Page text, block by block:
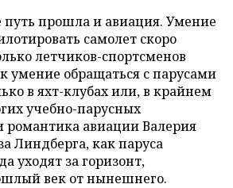
прошла и авиация. Умение
самолет скоро
летчиков-спортсменов
умение обращаться с парусами
в яхт-клубах или, в крайнем
учебно-парусных
романтика авиации Валерия
Линдберга, как паруса
уходят за горизонт,
век от нынешнего.